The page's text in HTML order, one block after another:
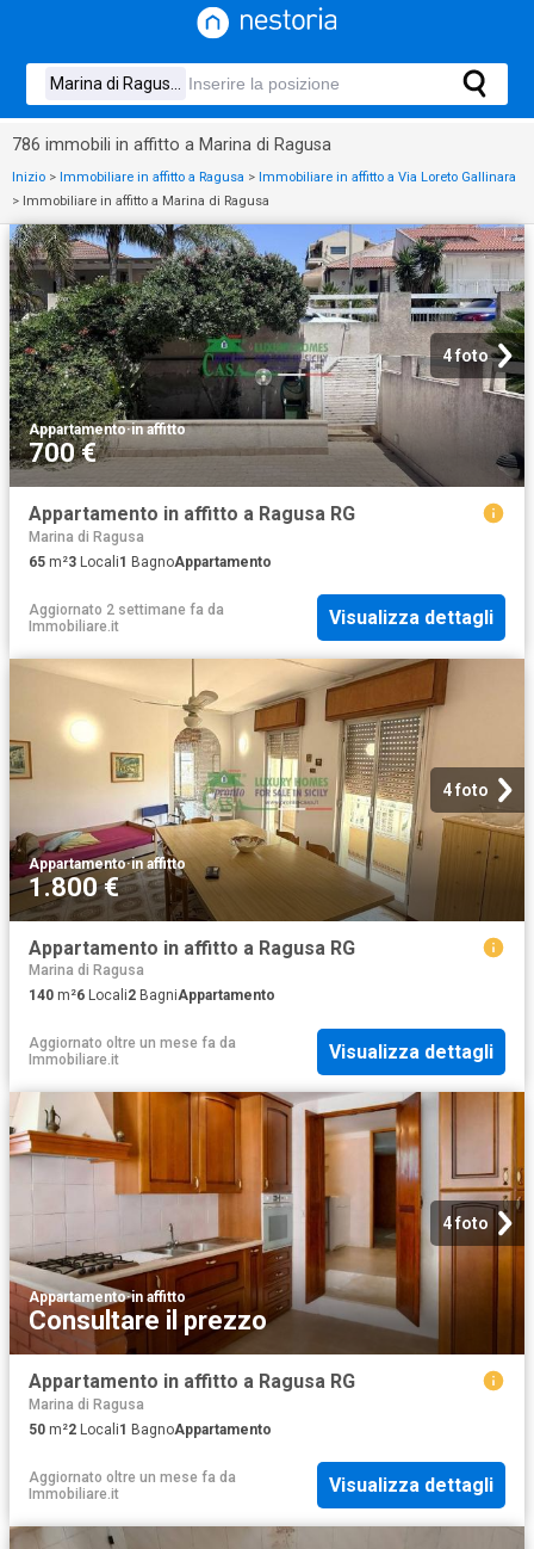
786 immobili in affitto a Marina di Ragusa
Inizio > Immobiliare in affitto a Ragusa > Immobiliare in affitto a Via Loreto Gallinara
> Immobiliare in affitto a Marina di Ragusa
4 foto
Appartamento·in affitto
700 €
Appartamento in affitto a Ragusa RG
Marina di Ragusa
65 m²3 Locali1 BagnoAppartamento
Aggiornato 2 settimane fa da
Immobiliare.it
Visualizza dettagli
4 foto
Appartamento·in affitto
1.800 €
Appartamento in affitto a Ragusa RG
Marina di Ragusa
140 m²6 Locali2 BagniAppartamento
Aggiornato oltre un mese fa da
Immobiliare.it
Visualizza dettagli
4 foto
Appartamento·in affitto
Consultare il prezzo
Appartamento in affitto a Ragusa RG
Marina di Ragusa
50 m²2 Locali1 BagnoAppartamento
Aggiornato oltre un mese fa da
Immobiliare.it
Visualizza dettagli